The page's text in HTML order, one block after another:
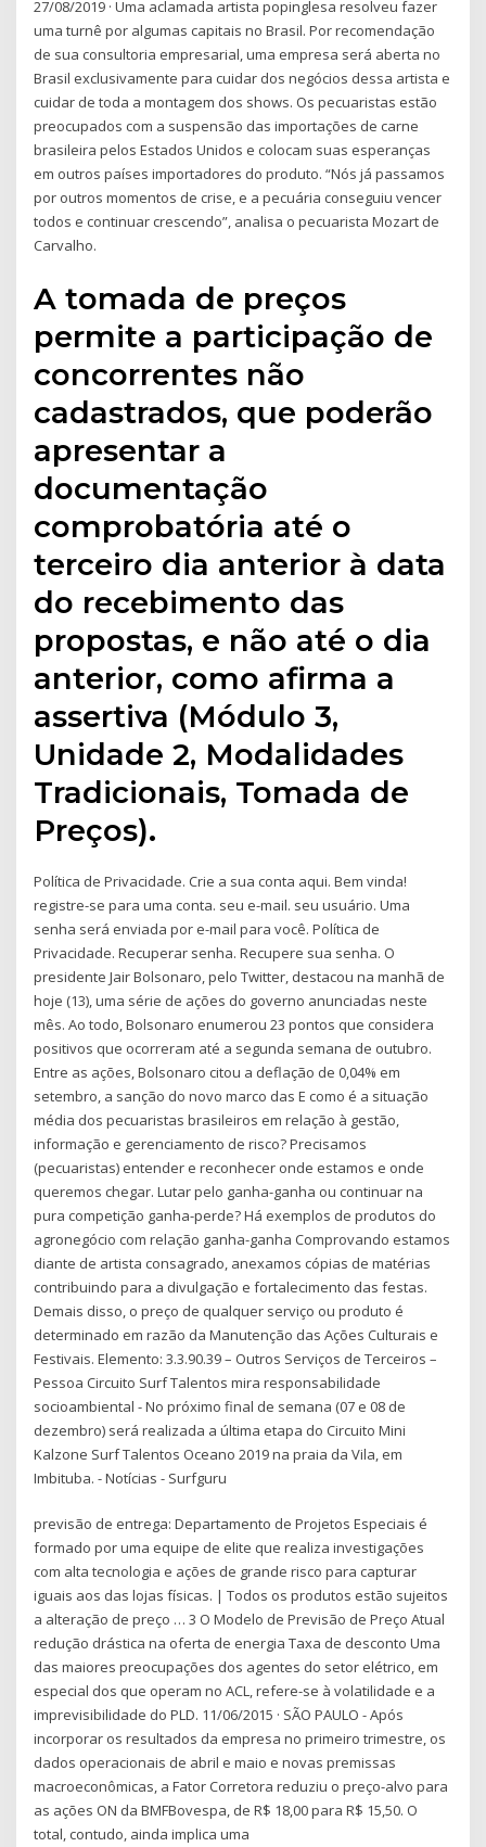
27/08/2019 · Uma aclamada artista popinglesa resolveu fazer
uma turnê por algumas capitais no Brasil. Por recomendação
de sua consultoria empresarial, uma empresa será aberta no
Brasil exclusivamente para cuidar dos negócios dessa artista e
cuidar de toda a montagem dos shows. Os pecuaristas estão
preocupados com a suspensão das importações de carne
brasileira pelos Estados Unidos e colocam suas esperanças
em outros países importadores do produto. “Nós já passamos
por outros momentos de crise, e a pecuária conseguiu vencer
todos e continuar crescendo”, analisa o pecuarista Mozart de
Carvalho.
A tomada de preços
permite a participação de
concorrentes não
cadastrados, que poderão
apresentar a
documentação
comprobatória até o
terceiro dia anterior à data
do recebimento das
propostas, e não até o dia
anterior, como afirma a
assertiva (Módulo 3,
Unidade 2, Modalidades
Tradicionais, Tomada de
Preços).
Política de Privacidade. Crie a sua conta aqui. Bem vinda!
registre-se para uma conta. seu e-mail. seu usuário. Uma
senha será enviada por e-mail para você. Política de
Privacidade. Recuperar senha. Recupere sua senha. O
presidente Jair Bolsonaro, pelo Twitter, destacou na manhã de
hoje (13), uma série de ações do governo anunciadas neste
mês. Ao todo, Bolsonaro enumerou 23 pontos que considera
positivos que ocorreram até a segunda semana de outubro.
Entre as ações, Bolsonaro citou a deflação de 0,04% em
setembro, a sanção do novo marco das E como é a situação
média dos pecuaristas brasileiros em relação à gestão,
informação e gerenciamento de risco? Precisamos
(pecuaristas) entender e reconhecer onde estamos e onde
queremos chegar. Lutar pelo ganha-ganha ou continuar na
pura competição ganha-perde? Há exemplos de produtos do
agronegócio com relação ganha-ganha Comprovando estamos
diante de artista consagrado, anexamos cópias de matérias
contribuindo para a divulgação e fortalecimento das festas.
Demais disso, o preço de qualquer serviço ou produto é
determinado em razão da Manutenção das Ações Culturais e
Festivais. Elemento: 3.3.90.39 – Outros Serviços de Terceiros –
Pessoa Circuito Surf Talentos mira responsabilidade
socioambiental - No próximo final de semana (07 e 08 de
dezembro) será realizada a última etapa do Circuito Mini
Kalzone Surf Talentos Oceano 2019 na praia da Vila, em
Imbituba. - Notícias - Surfguru
previsão de entrega: Departamento de Projetos Especiais é
formado por uma equipe de elite que realiza investigações
com alta tecnologia e ações de grande risco para capturar
iguais aos das lojas físicas. | Todos os produtos estão sujeitos
a alteração de preço … 3 O Modelo de Previsão de Preço Atual
redução drástica na oferta de energia Taxa de desconto Uma
das maiores preocupações dos agentes do setor elétrico, em
especial dos que operam no ACL, refere-se à volatilidade e a
imprevisibilidade do PLD. 11/06/2015 · SÃO PAULO - Após
incorporar os resultados da empresa no primeiro trimestre, os
dados operacionais de abril e maio e novas premissas
macroeconômicas, a Fator Corretora reduziu o preço-alvo para
as ações ON da BMFBovespa, de R$ 18,00 para R$ 15,50. O
total, contudo, ainda implica uma